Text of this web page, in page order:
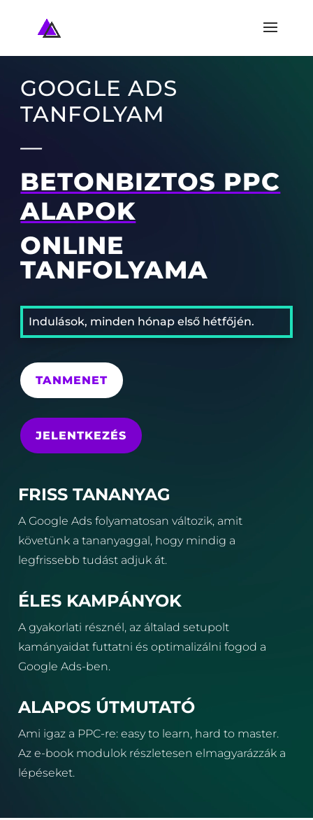
GOOGLE ADS
TANFOLYAM
—
BETONBIZTOS PPC
ALAPOK
ONLINE
TANFOLYAMA
Indulások, minden hónap első hétfőjén.
TANMENET
JELENTKEZÉS
FRISS TANANYAG
A Google Ads folyamatosan változik, amit
követünk a tananyaggal, hogy mindig a
legfrissebb tudást adjuk át.
ÉLES KAMPÁNYOK
A gyakorlati résznél, az általad setupolt
kamányaidat futtatni és optimalizálni fogod a
Google Ads-ben.
ALAPOS ÚTMUTATÓ
Ami igaz a PPC-re: easy to learn, hard to master.
Az e-book modulok részletesen elmagyarázzák a
lépéseket.